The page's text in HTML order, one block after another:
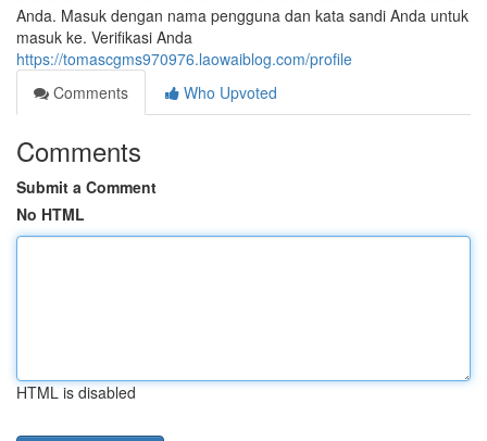
Anda. Masuk dengan nama pengguna dan kata sandi Anda untuk
masuk ke. Verifikasi Anda
https://tomascgms970976.laowaiblog.com/profile
Comments
Who Upvoted
Comments
Submit a Comment
No HTML
HTML is disabled